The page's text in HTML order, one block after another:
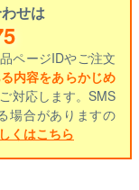
せは
ページIDやご注文
内容をあらかじめ
対応します。SMS
場合がありますの
くはこちら